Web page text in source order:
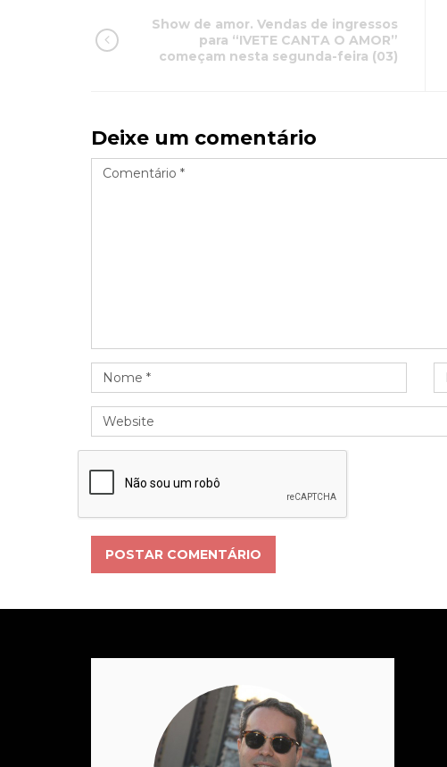
Show de amor. Vendas de ingressos
para “IVETE CANTA O AMOR”
começam nesta segunda-feira (03)
Deixe um comentário
POSTAR COMENTÁRIO